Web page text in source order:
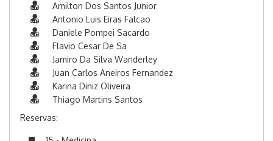
Amilton Dos Santos Junior
Antonio Luis Eiras Falcao
Daniele Pompei Sacardo
Flavio Cesar De Sa
Jamiro Da Silva Wanderley
Juan Carlos Aneiros Fernandez
Karina Diniz Oliveira
Thiago Martins Santos
Reservas: